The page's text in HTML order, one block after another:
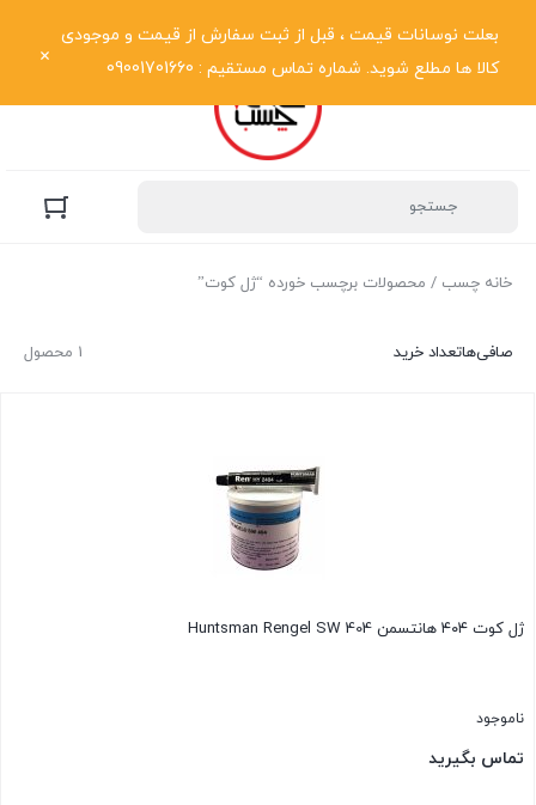
بعلت نوسانات قیمت ، قبل از ثبت سفارش از قیمت و موجودی
کالا ها مطلع شوید. شماره تماس مستقیم : 09001701660
خانه چسب / محصولات برچسب خورده “ژل کوت”
1 محصول صافی‌هاتعداد خرید
ژل کوت ۴۰۴ هانتسمن Huntsman Rengel SW 404
ناموجود
تماس بگیرید